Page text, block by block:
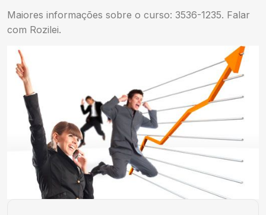
Maiores informações sobre o curso: 3536-1235. Falar
com Rozilei.